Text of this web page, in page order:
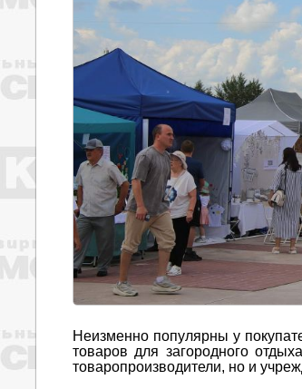
Неизменно популярны у
товаров для загородного
товаропроизводители, но и